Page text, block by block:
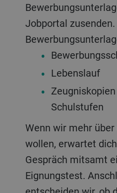
Jobportal
Lebenslauf
Schulstufen
Wenn wir mehr über dich wissen
wollen, erwartet
Gespräch mitsamt
Eignungstest.